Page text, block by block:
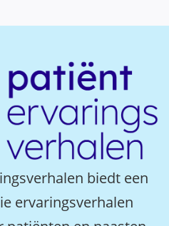
biedt een
ervaringsverhalen